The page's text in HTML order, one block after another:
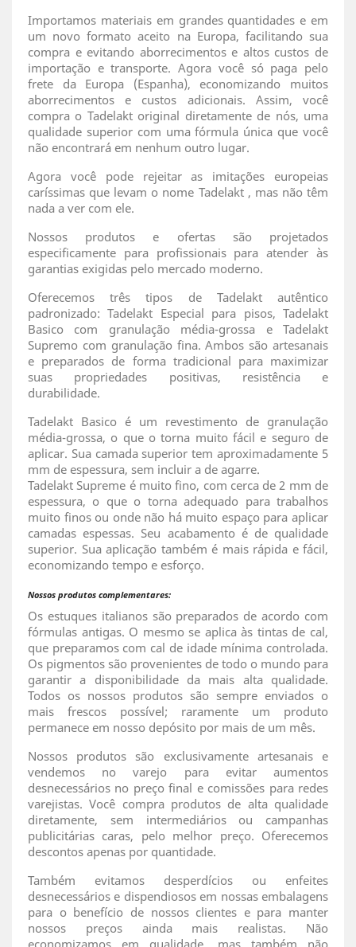
Importamos materiais em grandes quantidades e em
um novo formato aceito na Europa, facilitando sua
compra e evitando aborrecimentos e altos custos de
importação e transporte. Agora você só paga pelo
frete da Europa (Espanha), economizando muitos
aborrecimentos e custos adicionais. Assim, você
compra o Tadelakt original diretamente de nós, uma
qualidade superior com uma fórmula única que você
não encontrará em nenhum outro lugar.
Agora você pode rejeitar as imitações europeias
caríssimas que levam o nome Tadelakt , mas não têm
nada a ver com ele.
Nossos produtos e ofertas são projetados
especificamente para profissionais para atender às
garantias exigidas pelo mercado moderno.
Oferecemos três tipos de Tadelakt autêntico
padronizado: Tadelakt Especial para pisos, Tadelakt
Basico com granulação média-grossa e Tadelakt
Supremo com granulação fina. Ambos são artesanais
e preparados de forma tradicional para maximizar
suas propriedades positivas, resistência e
durabilidade.
Tadelakt Basico é um revestimento de granulação
média-grossa, o que o torna muito fácil e seguro de
aplicar. Sua camada superior tem aproximadamente 5
mm de espessura, sem incluir a de agarre.
Tadelakt Supreme é muito fino, com cerca de 2 mm de
espessura, o que o torna adequado para trabalhos
muito finos ou onde não há muito espaço para aplicar
camadas espessas. Seu acabamento é de qualidade
superior. Sua aplicação também é mais rápida e fácil,
economizando tempo e esforço.
Nossos produtos complementares:
Os estuques italianos são preparados de acordo com
fórmulas antigas. O mesmo se aplica às tintas de cal,
que preparamos com cal de idade mínima controlada.
Os pigmentos são provenientes de todo o mundo para
garantir a disponibilidade da mais alta qualidade.
Todos os nossos produtos são sempre enviados o
mais frescos possível; raramente um produto
permanece em nosso depósito por mais de um mês.
Nossos produtos são exclusivamente artesanais e
vendemos no varejo para evitar aumentos
desnecessários no preço final e comissões para redes
varejistas. Você compra produtos de alta qualidade
diretamente, sem intermediários ou campanhas
publicitárias caras, pelo melhor preço. Oferecemos
descontos apenas por quantidade.
Também evitamos desperdícios ou enfeites
desnecessários e dispendiosos em nossas embalagens
para o benefício de nossos clientes e para manter
nossos preços ainda mais realistas. Não
economizamos em qualidade, mas também não